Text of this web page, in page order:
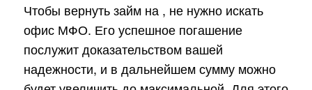
Чтобы вернуть займ на , не нужно искать
офис МФО. Его успешное погашение
послужит доказательством вашей
надежности, и в дальнейшем сумму можно